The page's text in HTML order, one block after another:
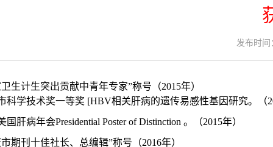
发布时
生计生突出贡献中青年专家”称号（2015年）
科学技术奖一等奖 [HBV相关肝病的遗传易感性基因研究。（
国肝病年会Presidential Poster of Distinction 。（2015年）
期刊十佳社长、总编辑”称号（2016年）